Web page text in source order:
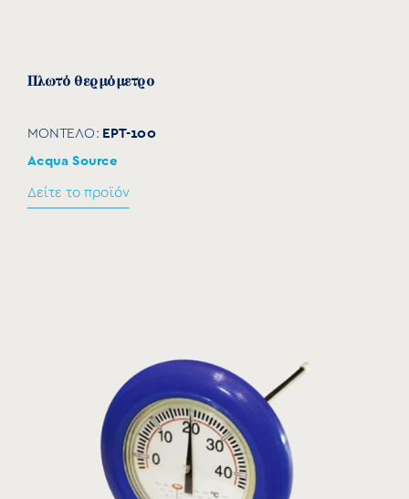
Πλωτό θερμόμετρο
ΜΟΝΤΕΛΟ: EPT-100
Acqua Source
Δείτε το προϊόν